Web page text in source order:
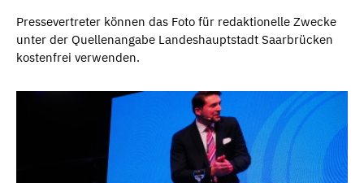
Pressevertreter können das Foto für redaktionelle Zwecke
unter der Quellenangabe Landeshauptstadt Saarbrücken
kostenfrei verwenden.